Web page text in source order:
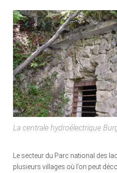
La centrale hydroélectrique
Le secteur du Parc national des
plusieurs villages où l’on peut